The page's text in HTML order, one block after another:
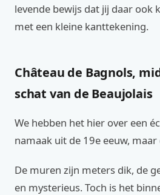
levende bewijs dat jij daar ook
met een kleine kanttekening.
Château de Bagnols,
schat van de Beaujolais
We hebben het hier over een
namaak uit de 19e eeuw,
De muren zijn meters dik, de
en mysterieus. Toch is het